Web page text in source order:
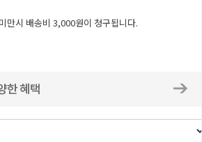
만시 배송비 3,000원이 청구됩니다.